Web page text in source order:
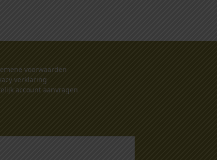
voorwaarden
verklaring
account aanvragen